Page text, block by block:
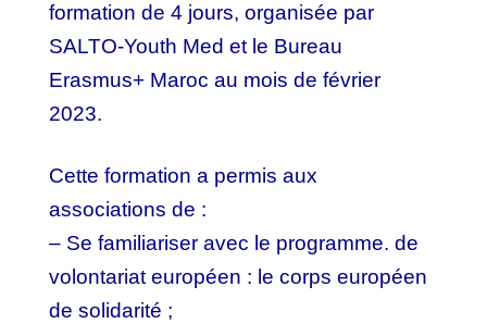
formation de 4 jours, organisée par
SALTO-Youth Med et le Bureau
Erasmus+ Maroc au mois de février
2023.
Cette formation a permis aux
associations de :
– Se familiariser avec le programme. de
volontariat européen : le corps européen
de solidarité ;